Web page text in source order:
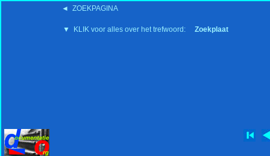
◄ ZOEKPAGINA
▼ KLIK voor alles over het trefwoord: Zoekplaat
'15:19 19-2-2008